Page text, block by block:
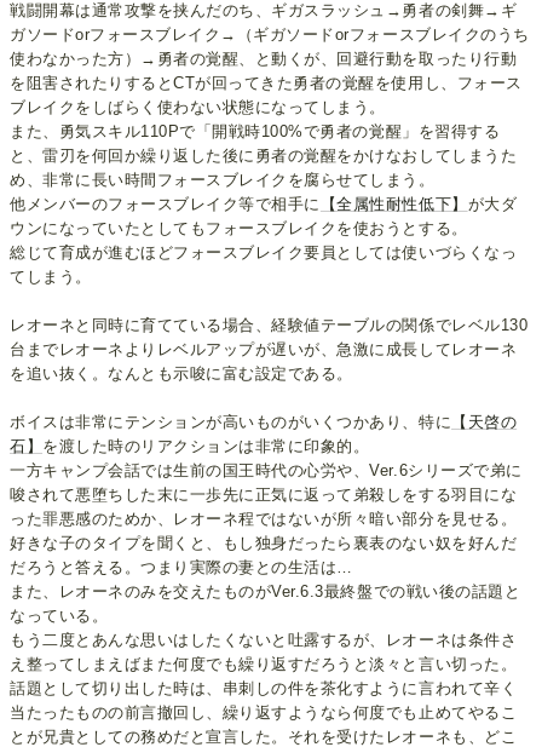
戦闘開幕は通常攻撃を挟んだのち、ギガスラッシュ→勇者の剣舞→ギ
ガソードorフォースブレイク→（ギガソードorフォースブレイクのうち
使わなかった方）→勇者の覚醒、と動くが、回避行動を取ったり行動
を阻害されたりするとCTが回ってきた勇者の覚醒を使用し、フォース
ブレイクをしばらく使わない状態になってしまう。
また、勇気スキル110Pで「開戦時100%で勇者の覚醒」を習得する
と、雷刃を何回か繰り返した後に勇者の覚醒をかけなおしてしまうた
め、非常に長い時間フォースブレイクを腐らせてしまう。
他メンバーのフォースブレイク等で相手に
【全属性耐性低下】 が大ダ
ウンになっていたとしてもフォースブレイクを使おうとする。
総じて育成が進むほどフォースブレイク要員としては使いづらくなっ
てしまう。
レオーネと同時に育てている場合、経験値テーブルの関係でレベル130
台までレオーネよりレベルアップが遅いが、急激に成長してレオーネ
を追い抜く。なんとも示唆に富む設定である。
ボイスは非常にテンションが高いものがいくつかあり、特に 【天啓の
石】 を渡した時のリアクションは非常に印象的。
一方キャンプ会話では生前の国王時代の心労や、Ver.6シリーズで弟に
唆されて悪堕ちした末に一歩先に正気に返って弟殺しをする羽目にな
った罪悪感のためか、レオーネ程ではないが所々暗い部分を見せる。
好きな子のタイプを聞くと、もし独身だったら裏表のない奴を好んだ
だろうと答える。つまり実際の妻との生活は…
また、レオーネのみを交えたものがVer.6.3最終盤での戦い後の話題と
なっている。
もう二度とあんな思いはしたくないと吐露するが、レオーネは条件さ
え整ってしまえばまた何度でも繰り返すだろうと淡々と言い切った。
話題として切り出した時は、串刺しの件を茶化すように言われて辛く
当たったものの前言撤回し、繰り返すようなら何度でも止めてやるこ
とが兄貴としての務めだと宣言した。それを受けたレオーネも、どこ